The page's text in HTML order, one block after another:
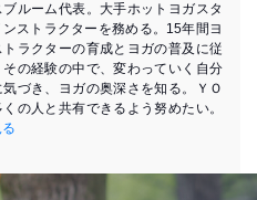
ブルーム代表。大手ホットヨガスタ
ンストラクターを務める。15年間ヨ
トラクターの育成とヨガの普及に従
その経験の中で、変わっていく自分
づき、ヨガの奥深さを知る。ＹＯ
くの人と共有できるよう努めたい。